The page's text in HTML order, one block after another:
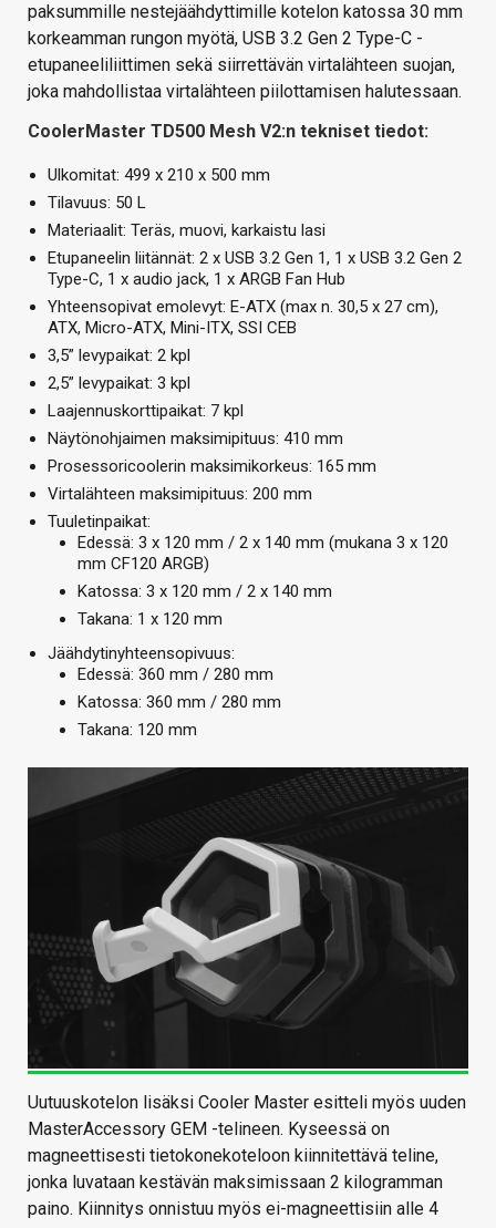
paksummille nestejäähdyttimille kotelon katossa 30 mm
korkeamman rungon myötä, USB 3.2 Gen 2 Type-C -
etupaneeliliittimen sekä siirrettävän virtalähteen suojan,
joka mahdollistaa virtalähteen piilottamisen halutessaan.
CoolerMaster TD500 Mesh V2:n tekniset tiedot:
Ulkomitat: 499 x 210 x 500 mm
Tilavuus: 50 L
Materiaalit: Teräs, muovi, karkaistu lasi
Etupaneelin liitännät: 2 x USB 3.2 Gen 1, 1 x USB 3.2 Gen 2
Type-C, 1 x audio jack, 1 x ARGB Fan Hub
Yhteensopivat emolevyt: E-ATX (max n. 30,5 x 27 cm),
ATX, Micro-ATX, Mini-ITX, SSI CEB
3,5” levypaikat: 2 kpl
2,5” levypaikat: 3 kpl
Laajennuskorttipaikat: 7 kpl
Näytönohjaimen maksimipituus: 410 mm
Prosessoricoolerin maksimikorkeus: 165 mm
Virtalähteen maksimipituus: 200 mm
Tuuletinpaikat:
Edessä: 3 x 120 mm / 2 x 140 mm (mukana 3 x 120
mm CF120 ARGB)
Katossa: 3 x 120 mm / 2 x 140 mm
Takana: 1 x 120 mm
Jäähdytinyhteensopivuus:
Edessä: 360 mm / 280 mm
Katossa: 360 mm / 280 mm
Takana: 120 mm
Uutuuskotelon lisäksi Cooler Master esitteli myös uuden
MasterAccessory GEM -telineen. Kyseessä on
magneettisesti tietokonekoteloon kiinnitettävä teline,
jonka luvataan kestävän maksimissaan 2 kilogramman
paino. Kiinnitys onnistuu myös ei-magneettisiin alle 4